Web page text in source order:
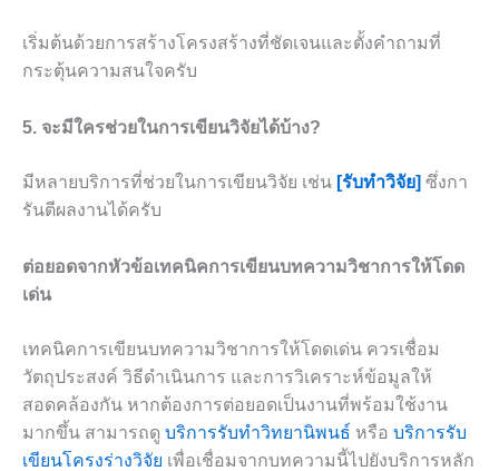
เริ่มต้นด้วยการสร้างโครงสร้างที่ชัดเจนและตั้งคำถามที่
กระตุ้นความสนใจครับ
5. จะมีใครช่วยในการเขียนวิจัยได้บ้าง?
มีหลายบริการที่ช่วยในการเขียนวิจัย เช่น [รับทำวิจัย] ซึ่งกา
รันตีผลงานได้ครับ
ต่อยอดจากหัวข้อเทคนิคการเขียนบทความวิชาการให้โดด
เด่น
เทคนิคการเขียนบทความวิชาการให้โดดเด่น ควรเชื่อม
วัตถุประสงค์ วิธีดำเนินการ และการวิเคราะห์ข้อมูลให้
สอดคล้องกัน หากต้องการต่อยอดเป็นงานที่พร้อมใช้งาน
มากขึ้น สามารถดู บริการรับทำวิทยานิพนธ์ หรือ บริการรับ
เขียนโครงร่างวิจัย เพื่อเชื่อมจากบทความนี้ไปยังบริการหลัก